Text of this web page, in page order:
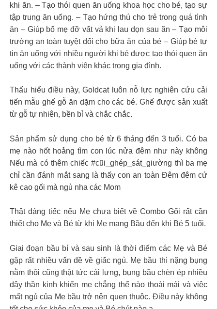
khi ăn. – Tạo thói quen ăn uống khoa học cho bé, tạo sự
tập trung ăn uống. – Tạo hứng thú cho trẻ trong quá tình
ăn – Giúp bố mẹ đỡ vất vả khi lau dọn sau ăn – Tạo môi
trường an toàn tuyệt đối cho bữa ăn của bé – Giúp bé tự
tin ăn uống với nhiều người khi bé được tạo thói quen ăn
uống với các thành viên khác trong gia đình.
Thấu hiểu điều này, Goldcat luôn nỗ lực nghiên cứu cải
tiến mẫu ghế gỗ ăn dặm cho các bé. Ghế được sản xuất
từ gỗ tự nhiên, bền bỉ và chắc chắc.
Sản phẩm sử dụng cho bé từ 6 tháng đến 3 tuổi. Có ba
mẹ nào hốt hoảng tìm con lúc nửa đêm như này không
Nếu mà có thêm chiếc #cũi_ghép_sát_giường thì ba mẹ
chỉ cần đánh mắt sang là thấy con an toàn Đêm đêm cứ
kê cao gối mà ngủ nha các Mom
Thật đáng tiếc nếu Mẹ chưa biết về Combo Gối rất cần
thiết cho Mẹ và Bé từ khi Mẹ mang Bầu đến khi Bé 5 tuổi.
Giai đoạn bầu bí và sau sinh là thời điểm các Mẹ và Bé
gặp rất nhiều vấn đề về giấc ngủ. Mẹ bầu thì nặng bụng
nằm thôi cũng thật tức cái lưng, bụng bầu chèn ép nhiều
dây thần kinh khiến mẹ chẳng thể nào thoải mái và việc
mất ngủ của Mẹ bầu trở nên quen thuộc. Điều này không